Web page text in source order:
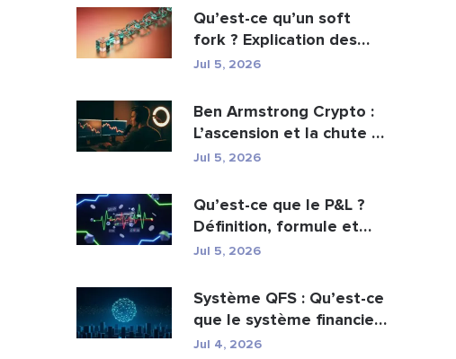
Qu’est-ce qu’un soft
fork ? Explication des
mises à jour de ...
Jul 5, 2026
Ben Armstrong Crypto :
L’ascension et la chute de
BitBoy
Jul 5, 2026
Qu’est-ce que le P&L ?
Définition, formule et
calcul
Jul 5, 2026
Système QFS : Qu’est-ce
que le système financier
quantique es...
Jul 4, 2026